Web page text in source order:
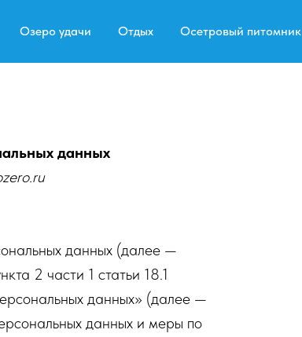
Озеро удачи Отдых Осетровый питомник
данных
данных (далее —
2 части 1 статьи 18.1
данных» (далее —
данных и меры по